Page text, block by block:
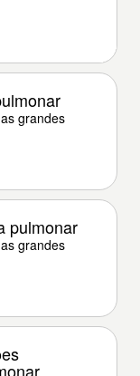
grandes
pulmonar
grandes